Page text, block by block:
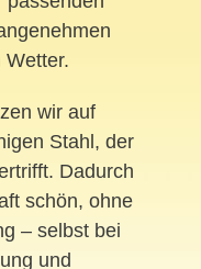
Wetter.
wir auf
Stahl, der
Dadurch
schön, ohne
– selbst bei
und